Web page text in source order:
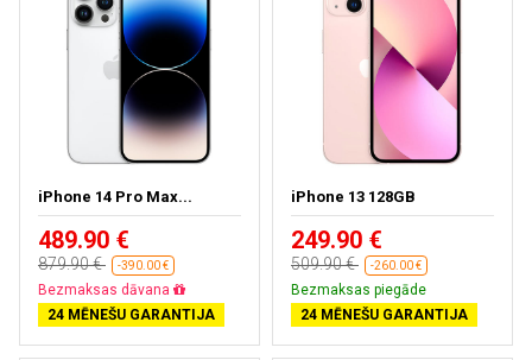
iPhone 14 Pro Max...
489.90 €
879.90 € -390.00 €
Bezmaksas piegāde
24 MĒNEŠU GARANTIJA
iPhone 13 128GB
249.90 €
509.90 € -260.00 €
Bezmaksas piegāde
24 MĒNEŠU GARANTIJA